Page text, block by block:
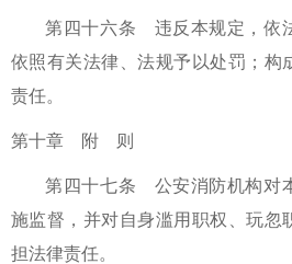
第四十六条 违反本规定，依
依照有关法律、法规予以处罚；构
责任。
第十章 附 则
第四十七条 公安消防机构对
施监督，并对自身滥用职权、玩忽
担法律责任。